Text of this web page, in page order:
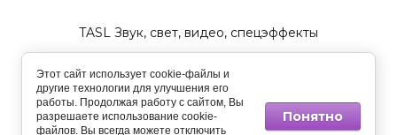
TASL Звук, свет, видео, спецэффекты
Этот сайт использует cookie-файлы и
другие технологии для улучшения его
работы. Продолжая работу с сайтом, Вы
разрешаете использование cookie-
файлов. Вы всегда можете отключить
Понятно